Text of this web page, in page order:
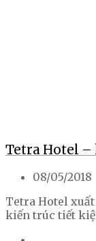
Tetra Hotel –
08/05/2018
Tetra Hotel
kiến trúc tiết